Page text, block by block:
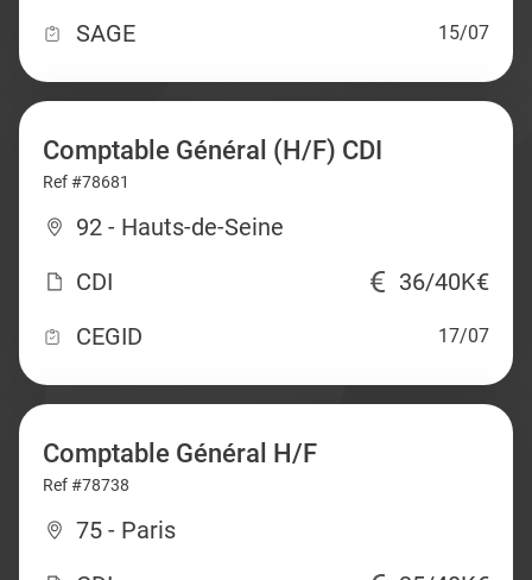
SAGE
15/07
Comptable Général (H/F) CDI
Ref #78681
92 - Hauts-de-Seine
CDI
36/40K€
CEGID
17/07
Comptable Général H/F
Ref #78738
75 - Paris